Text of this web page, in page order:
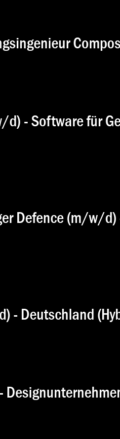
- Software für
Defence (m/w/
- Deutschland